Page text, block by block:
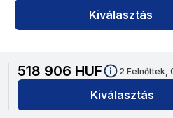
Kiválasztás
518 906 HUF 2 Felnőttek,
Kiválasztás